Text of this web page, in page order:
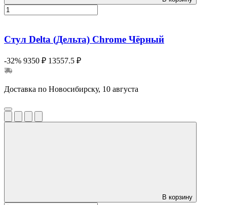
Стул Delta (Дельта) Chrome Чёрный
-32% 9350 ₽ 13557.5 ₽
Доставка по Новосибирску, 10 августа
В корзину